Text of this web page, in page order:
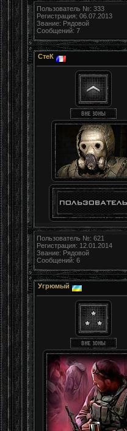
Пользователь №: 333
Регистрация: 06.07.2013
Звание: Рядовой
Сообщений: 7
СтеК
Пользователь №: 621
Регистрация: 12.01.2014
Звание: Рядовой
Сообщений: 6
Угрюмый